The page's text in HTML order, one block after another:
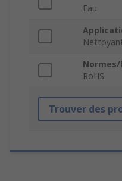
Eau
RoHS
Trouver des